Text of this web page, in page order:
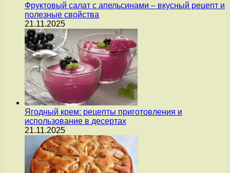
Фруктовый салат с апельсинами – вкусный рецепт и
полезные свойства
21.11.2025
Ягодный крем: рецепты приготовления и
использование в десертах
21.11.2025